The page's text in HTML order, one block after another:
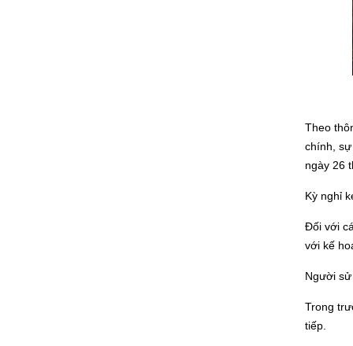
Theo
chính,
ngày 26
Kỳ nghỉ
Đối với
với kế
Người
Trong
tiếp.